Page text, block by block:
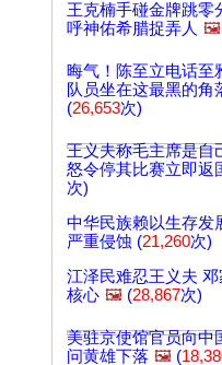
王克楠手碰金牌跳零
呼神佑希腊捉弄人 🖼️
晦气！陈至立电话至
队员坐在这最黑的角
(26,653次)
王义夫称毛主席是
怒令停其比赛立即返
次)
中华民族赖以生存发
严重侵蚀 (21,260次)
江泽民难忍王义夫
核心 🖼️ (28,867次)
美驻京使馆官员向中
问黄雄下落 🖼️ (